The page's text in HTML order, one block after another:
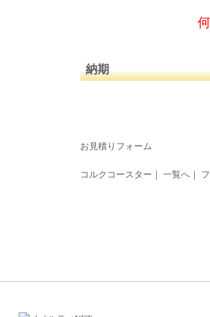
納期
お見積りフォーム
コルクコースター ｜ 一覧へ ｜